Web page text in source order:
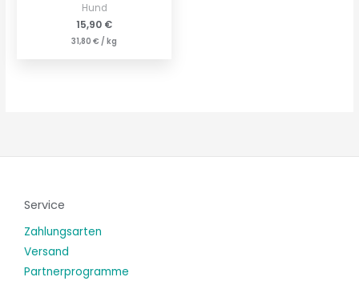
Hund
15,90 €
31,80€ /kg
Service
Zahlungsarten
Versand
Partnerprogramme